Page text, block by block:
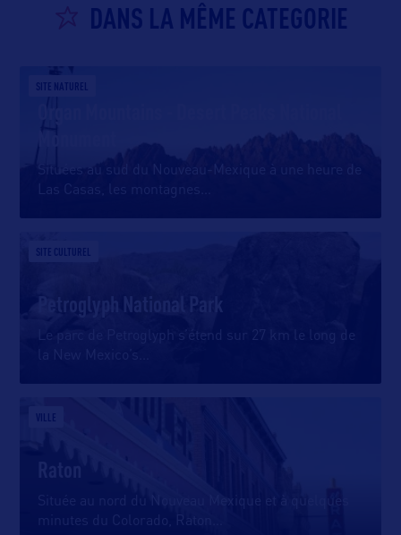
DANS LA MÊME CATEGORIE
SITE NATUREL
Las Casas, les montagnes
SITE CULTUREL
Petroglyph National Park
Le parc de Petroglyph s’étend sur 27 km le long de
la New Mexico’s
VILLE